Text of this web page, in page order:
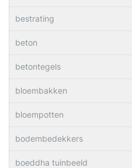
bestrating
beton
betontegels
bloembakken
bloempotten
bodembedekkers
boeddha tuinbeeld